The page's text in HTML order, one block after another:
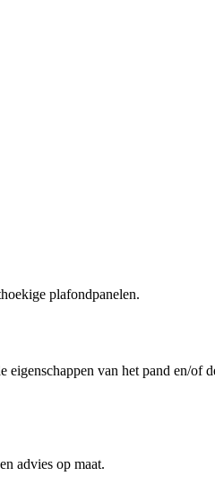
plafondpanelen.
van het pand en/of
advies op maat.